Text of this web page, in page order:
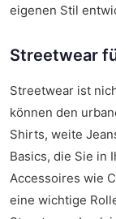
eigenen Stil
Streetwear
Streetwear ist
können den
Shirts, weite
Basics, die Sie in
Accessoires wie
eine wichtige